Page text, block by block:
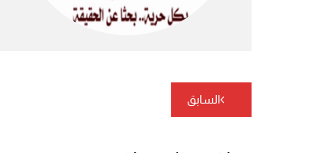
تصفّح
المقالات
السابق